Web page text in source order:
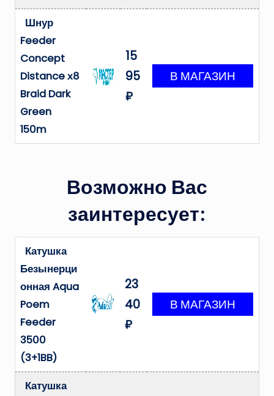
Шнур
Feeder
Concept
Distance х8
Braid Dark
Green
150m
15
95
₽
Возможно Вас
заинтересует:
Катушка
Безынерци
онная Aqua
Poem
Feeder
3500
(3+1BB)
23
40
₽
Катушка